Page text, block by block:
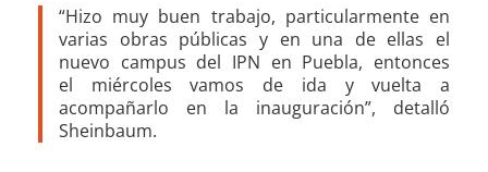
“Hizo muy buen trabajo, particularmente en
varias obras públicas y en una de ellas el
nuevo campus del IPN en Puebla, entonces
el miércoles vamos de ida y vuelta a
acompañarlo en la inauguración”, detalló
Sheinbaum.